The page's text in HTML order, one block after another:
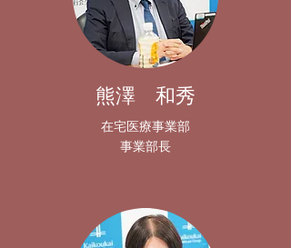
熊澤 和秀
在宅医療事業部
​事業部長